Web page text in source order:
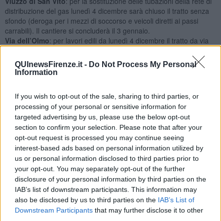
QUInewsFirenze.it - Do Not Process My Personal
Information
If you wish to opt-out of the sale, sharing to third parties, or
processing of your personal or sensitive information for
targeted advertising by us, please use the below opt-out
section to confirm your selection. Please note that after your
opt-out request is processed you may continue seeing
interest-based ads based on personal information utilized by
us or personal information disclosed to third parties prior to
your opt-out. You may separately opt-out of the further
disclosure of your personal information by third parties on the
IAB’s list of downstream participants. This information may
also be disclosed by us to third parties on the IAB’s List of
Downstream Participants that may further disclose it to other
distribuzione del gas lunedì 4 dicembre sarà chiuso il tratto senza
sfondo (deroga per i mezzi di soccorso e veicoli diretti ai passi
carrabili). Il cantiere si concluderà il 3 gennaio.
Via dell’Olmo: per lavori edili da lunedì 4 dicembre il tratto da via
soccorso e veicoli diretti ai passi carrabili). Termine previsto 7
dicembre.
mezzi di soccorso e veicoli diretti ai passi carrabili). L’intervento si
concluderà il 7 dicembre.
Via Villani: inizierà lunedì 4 dicembre la posa di una infrastruttura
della telefonia all’altezza del numero civico 20. Fino al 15 dicembre
sarà in vigore un restringimento di carreggiata con pedoni sul lato
opposto.
Via San Leonardo: ancora per la posa di una infrastruttura lunedì
4 dicembre sarò istituito un restringimento di carreggiata all’altezza
del numero civico 61 con percorso pedonale alternativo. Termine
previsto 15 dicembre.
Via del Giglio: per il sollevamento di materiali lunedì 4 dicembre
dalle 16.30 alle 19.30 sarà chiuso il tratto via dell’Alloro e via del